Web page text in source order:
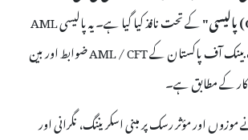
کے تحت نافذ کیا گیا ہے۔ یہ پالیسی AML
ایکٹ 2010، اسٹیٹ بینک آف پاکستان کے AML / CFT ضوابط اور بین
کار کے مطابق ہے۔
اور مؤثر رسک پر مبنی اسکریننگ، نگرانی اور